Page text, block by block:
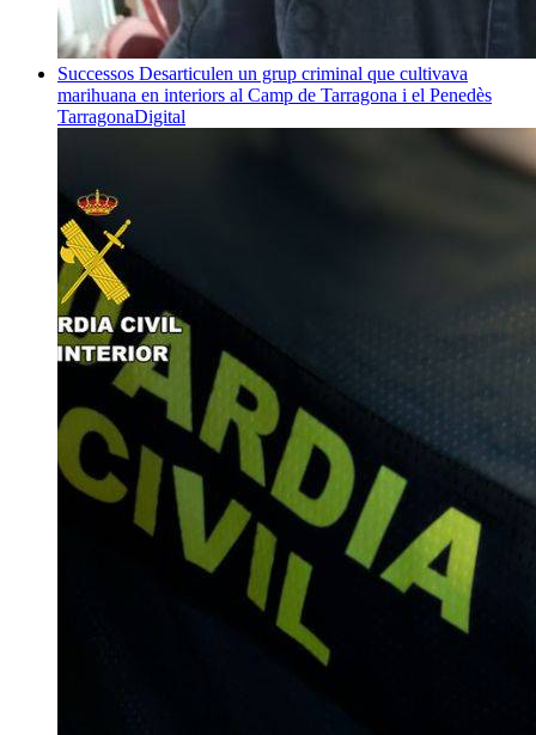
Successos Desarticulen un grup criminal que cultivava
marihuana en interiors al Camp de Tarragona i el Penedès
TarragonaDigital